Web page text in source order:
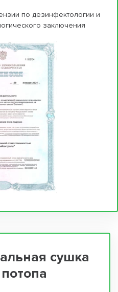
по дезинфектологии и
заключения
сушка